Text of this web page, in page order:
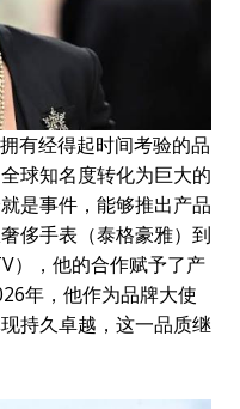
有经得起时间考验的品
球知名度转化为巨大的
是事件，能够推出产品
侈手表（泰格豪雅）到
），他的合作赋予了产
年，他作为品牌大使
持久卓越，这一品质继